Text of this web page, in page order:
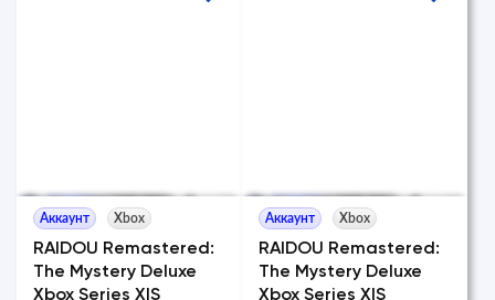
Аккаунт Xbox
RAIDOU Remastered:
The Mystery Deluxe
Xbox Series X|S
Аккаунт Xbox
RAIDOU Remastered:
The Mystery Deluxe
Xbox Series X|S